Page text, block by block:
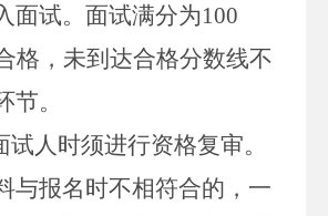
面试。面试满分为100
格，未到达合格分数线不
节。
试人时须进行资格复审。
与报名时不相符合的，一